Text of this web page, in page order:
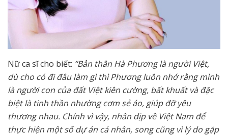
Nữ ca sĩ cho biết: “Bản thân Hà Phương là người Việt,
dù cho có đi đâu làm gì thì Phương luôn nhớ rằng mình
là người con của đất Việt kiên cường, bất khuất và đặc
biệt là tinh thần nhường cơm sẻ áo, giúp đỡ yêu
thương nhau. Chính vì vậy, nhân dịp về Việt Nam để
thực hiện một số dự án cá nhân, song cũng vì lý do gặp